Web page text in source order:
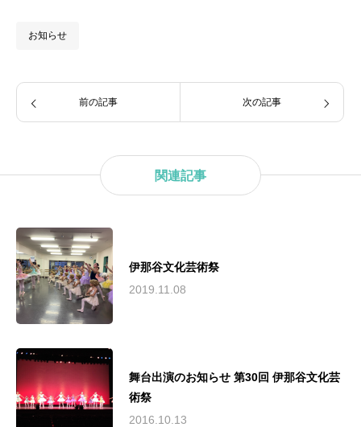
お知らせ
前の記事 次の記事
関連記事
伊那谷文化芸術祭
2019.11.08
舞台出演のお知らせ 第30回 伊那谷文化芸
術祭
2016.10.13